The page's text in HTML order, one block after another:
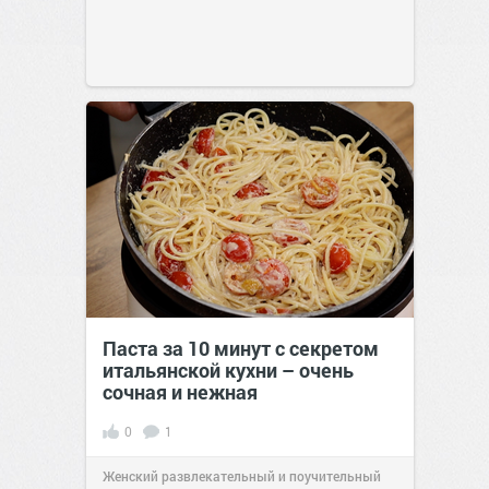
Паста за 10 минут с секретом
итальянской кухни – очень
сочная и нежная
0 1
Женский развлекательный и поучительный